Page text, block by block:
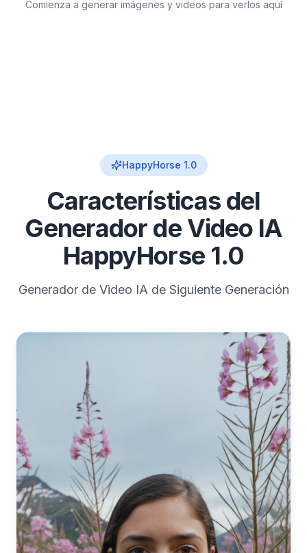
Comienza a generar imágenes y videos para verlos aquí
HappyHorse 1.0
Características del
Generador de Video IA
HappyHorse 1.0
Generador de Video IA de Siguiente Generación